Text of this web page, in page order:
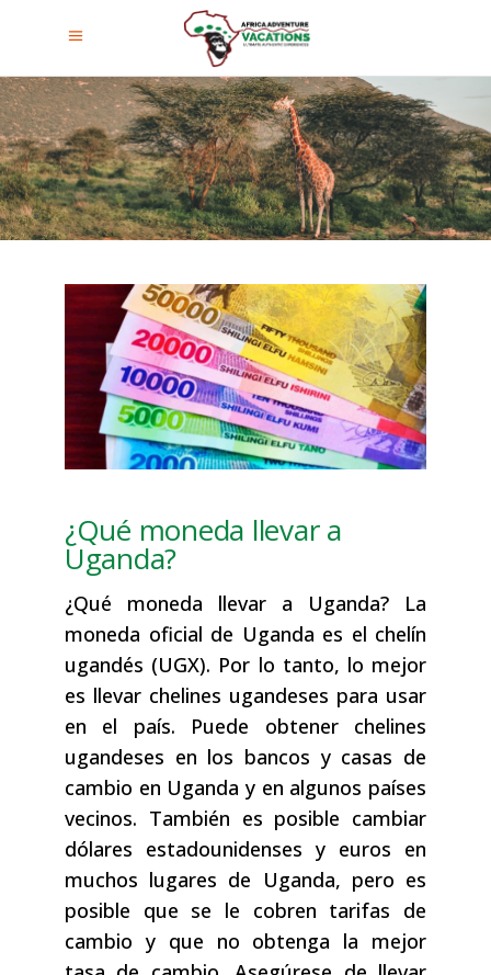
¿Qué moneda llevar a
Uganda?
¿Qué moneda llevar a Uganda? La
moneda oficial de Uganda es el chelín
ugandés (UGX). Por lo tanto, lo mejor
es llevar chelines ugandeses para usar
en el país. Puede obtener chelines
ugandeses en los bancos y casas de
cambio en Uganda y en algunos países
vecinos. También es posible cambiar
dólares estadounidenses y euros en
muchos lugares de Uganda, pero es
posible que se le cobren tarifas de
cambio y que no obtenga la mejor